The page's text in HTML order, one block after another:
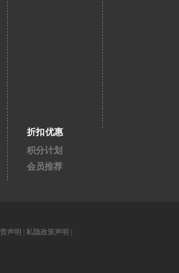
折扣优惠
积分计划
会员推荐
声明 私隐政策声明